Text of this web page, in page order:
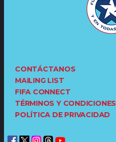
CONTÁCTANOS
MAILING LIST
FIFA CONNECT
TÉRMINOS Y CONDICIONES
POLÍTICA DE PRIVACIDAD